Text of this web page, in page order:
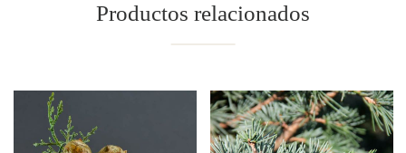
Productos relacionados